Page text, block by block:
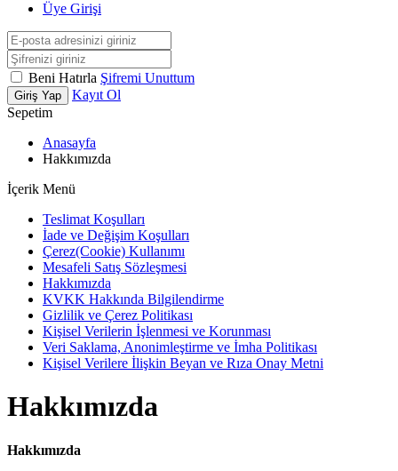
Üye Girişi
Beni Hatırla Şifremi Unuttum
Giriş Yap
Kayıt Ol
Sepetim
Anasayfa
Hakkımızda
İçerik Menü
Teslimat Koşulları
İade ve Değişim Koşulları
Çerez(Cookie) Kullanımı
Mesafeli Satış Sözleşmesi
Hakkımızda
KVKK Hakkında Bilgilendirme
Gizlilik ve Çerez Politikası
Kişisel Verilerin İşlenmesi ve Korunması
Veri Saklama, Anonimleştirme ve İmha Politikası
Kişisel Verilere İlişkin Beyan ve Rıza Onay Metni
Hakkımızda
Hakkımızda